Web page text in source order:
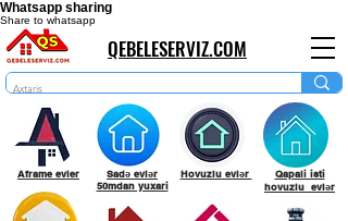
Whatsapp sharing
Share to whatsapp
QEBELESERVIZ.COM
Aframe evler
Sadə evlər
50mdan yuxari
Hovuzlu evlər
Qapali isti
hovuzlu evlər